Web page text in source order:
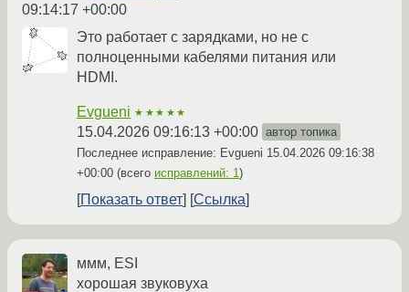
09:14:17 +00:00
Это работает с зарядками, но не с
полноценными кабелями питания или
HDMI.
Evgueni ★★★★★
15.04.2026 09:16:13 +00:00 автор топика
Последнее исправление: Evgueni 15.04.2026 09:16:38
+00:00 (всего исправлений: 1)
Показать ответ Ссылка
ммм, ESI
хорошая звуковуха